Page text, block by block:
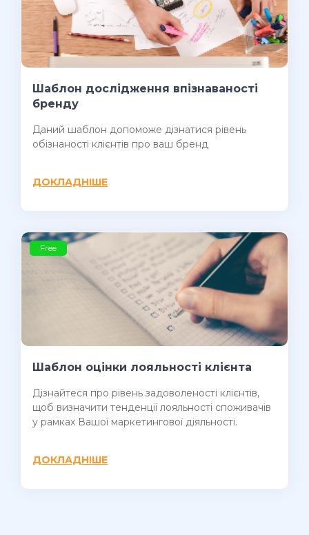
Шаблон дослідження впізнаваності
бренду
Даний шаблон допоможе дізнатися рівень
обізнаності клієнтів про ваш бренд
ДОКЛАДНІШЕ
Free
Шаблон оцінки лояльності клієнта
Дізнайтеся про рівень задоволеності клієнтів,
щоб визначити тенденції лояльності споживачів
у рамках Вашої маркетингової діяльності.
ДОКЛАДНІШЕ